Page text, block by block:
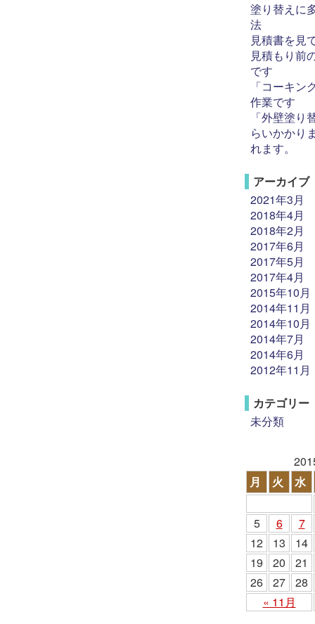
塗り替えに
法
見積書を
見積もり前
です
「コーキン
作業です
「外壁塗り
らいかかり
れます。
アーカイブ
2021年3月
2018年4月
2018年2月
2017年6月
2017年5月
2017年4月
2015年10月
2014年11月
2014年10月
2014年7月
2014年6月
2012年11月
カテゴリー
未分類
月
火 水
« 11月
5 6
7
12
13
14
19
20
21
26
27 28